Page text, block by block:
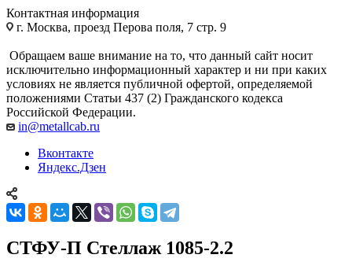
Контактная информация
г. Москва, проезд Перова поля, 7 стр. 9
Обращаем ваше внимание на то, что данный сайт носит
исключительно информационный характер и ни при каких
условиях не является публичной офертой, определяемой
положениями Статьи 437 (2) Гражданского кодекса
Российской Федерации.
in@metallcab.ru
Вконтакте
Яндекс.Дзен
СТФУ-П Стеллаж 1085-2.2